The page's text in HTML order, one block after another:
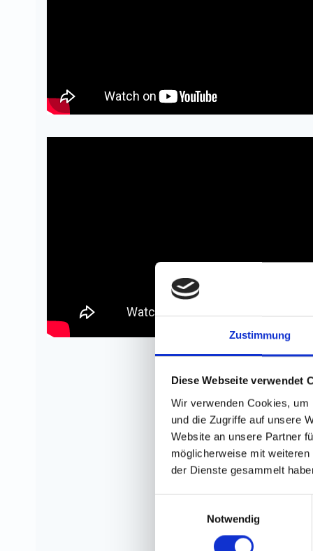
Zustimmung
Diese Webseite verwendet
Wir verwenden Cookies,
und die Zugriffe auf unsere
Website an unsere Partner
möglicherweise mit
der Dienste gesammelt
Notwendig